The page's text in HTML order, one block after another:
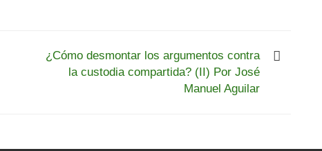
¿Cómo desmontar los argumentos contra
la custodia compartida? (II) Por José
Manuel Aguilar